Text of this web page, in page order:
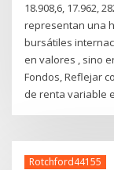
18.908,6, 17.962,
representan una
bursátiles
en valores , sino
Fondos, Reflejar
de renta variable
Rotchford44155